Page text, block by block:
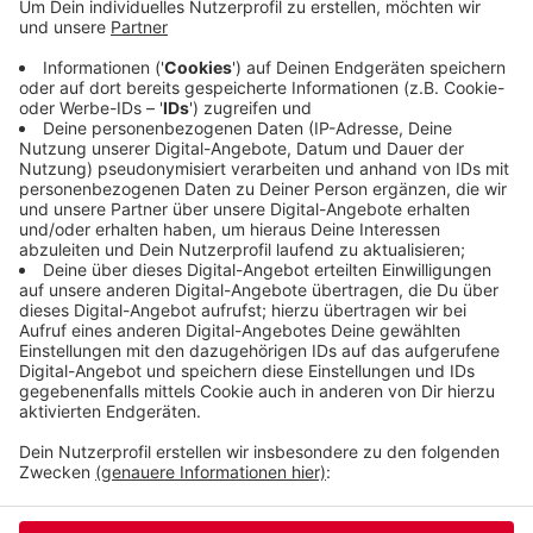
Kündigungsschutz, Kurzarbeitergeld oder
Besonderheiten bei Minijobbern. Gerade die hätten
große Probleme während der Krise, weil sie keinen
Anspruch auf Kurzarbeitergeld hätten und leicht
entlassen werden könnten, sagt Faire Arbeit.
Hier geht es zum Beratungsangebot.
Veröffentlicht:Montag, 30.03.2020 09:45
Anzeige
Anzeige